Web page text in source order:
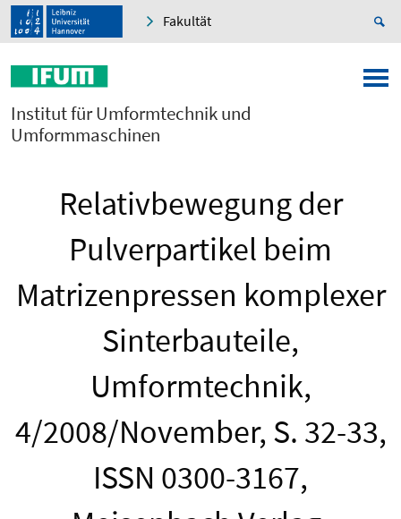
Fakultät
Institut für Umformtechnik und
Umformmaschinen
Relativbewegung der
Pulverpartikel beim
Matrizenpressen komplexer
Sinterbauteile,
Umformtechnik,
4/2008/November, S. 32-33,
ISSN 0300-3167,